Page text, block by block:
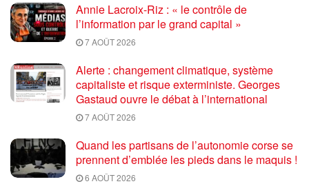
Annie Lacroix-Riz : « le contrôle de
l’information par le grand capital »
7 AOÛT 2026
Alerte : changement climatique, système
capitaliste et risque exterministe. Georges
Gastaud ouvre le débat à l’international
7 AOÛT 2026
Quand les partisans de l’autonomie corse se
prennent d’emblée les pieds dans le maquis !
6 AOÛT 2026